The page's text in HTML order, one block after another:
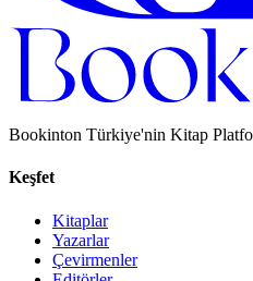
Bookinton Türkiye'nin Kitap
Keşfet
Kitaplar
Yazarlar
Çevirmenler